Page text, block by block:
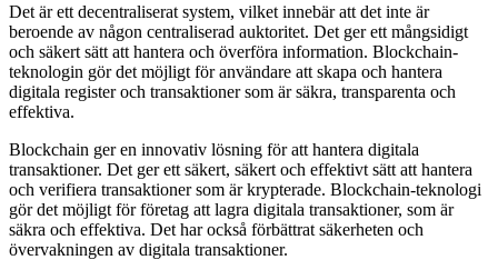
Det är ett decentraliserat system, vilket innebär att det inte är
beroende av någon centraliserad auktoritet. Det ger ett mångsidigt
och säkert sätt att hantera och överföra information. Blockchain-
teknologin gör det möjligt för användare att skapa och hantera
digitala register och transaktioner som är säkra, transparenta och
effektiva.
Blockchain ger en innovativ lösning för att hantera digitala
transaktioner. Det ger ett säkert, säkert och effektivt sätt att hantera
och verifiera transaktioner som är krypterade. Blockchain-teknologi
gör det möjligt för företag att lagra digitala transaktioner, som är
säkra och effektiva. Det har också förbättrat säkerheten och
övervakningen av digitala transaktioner.